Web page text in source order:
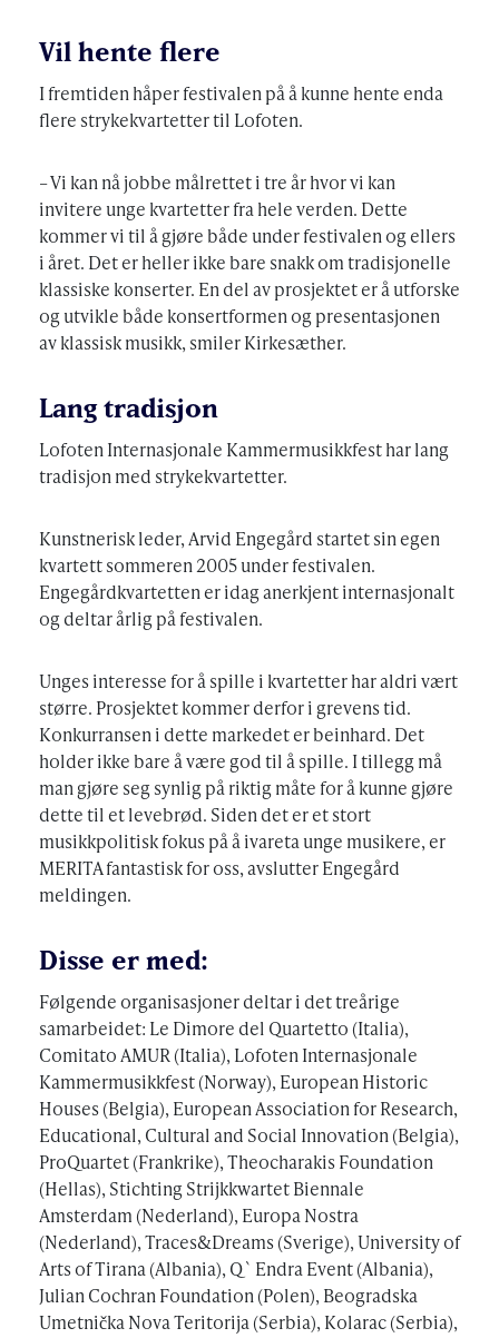
Vil hente flere
I fremtiden håper festivalen på å kunne hente enda
flere strykekvartetter til Lofoten.
– Vi kan nå jobbe målrettet i tre år hvor vi kan
invitere unge kvartetter fra hele verden. Dette
kommer vi til å gjøre både under festivalen og ellers
i året. Det er heller ikke bare snakk om tradisjonelle
klassiske konserter. En del av prosjektet er å utforske
og utvikle både konsertformen og presentasjonen
av klassisk musikk, smiler Kirkesæther.
Lang tradisjon
Lofoten Internasjonale Kammermusikkfest har lang
tradisjon med strykekvartetter.
Kunstnerisk leder, Arvid Engegård startet sin egen
kvartett sommeren 2005 under festivalen.
Engegårdkvartetten er idag anerkjent internasjonalt
og deltar årlig på festivalen.
Unges interesse for å spille i kvartetter har aldri vært
større. Prosjektet kommer derfor i grevens tid.
Konkurransen i dette markedet er beinhard. Det
holder ikke bare å være god til å spille. I tillegg må
man gjøre seg synlig på riktig måte for å kunne gjøre
dette til et levebrød. Siden det er et stort
musikkpolitisk fokus på å ivareta unge musikere, er
MERITA fantastisk for oss, avslutter Engegård
meldingen.
Disse er med:
Følgende organisasjoner deltar i det treårige
samarbeidet: Le Dimore del Quartetto (Italia),
Comitato AMUR (Italia), Lofoten Internasjonale
Kammermusikkfest (Norway), European Historic
Houses (Belgia), European Association for Research,
Educational, Cultural and Social Innovation (Belgia),
ProQuartet (Frankrike), Theocharakis Foundation
(Hellas), Stichting Strijkkwartet Biennale
Amsterdam (Nederland), Europa Nostra
(Nederland), Traces&Dreams (Sverige), University of
Arts of Tirana (Albania), Q`Endra Event (Albania),
Julian Cochran Foundation (Polen), Beogradska
Umetnička Nova Teritorija (Serbia), Kolarac (Serbia),